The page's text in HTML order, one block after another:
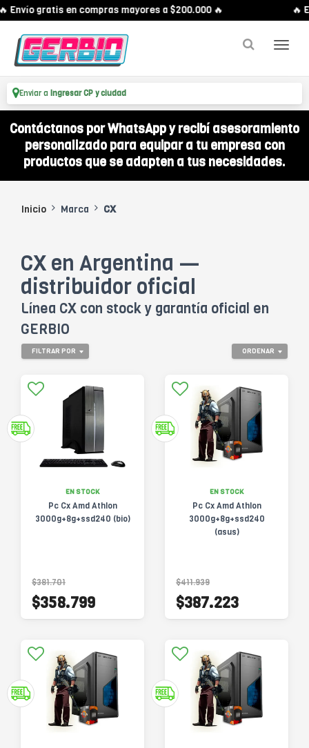
Envío gratis en compras mayores a $200.000 🔥 🔥
Enviar a Ingresar CP y ciudad
Contáctanos por WhatsApp y recibí asesoramiento
personalizado para equipar a tu empresa con
productos que se adapten a tus necesidades.
Inicio Marca CX
CX en Argentina —
distribuidor oficial
Línea CX con stock y garantía oficial en
GERBIO
ORDENAR
FILTRAR POR
EN STOCK
Pc Cx Amd Athlon
3000g+8g+ssd240 (bio)
$381.701
$358.799
EN STOCK
Pc Cx Amd Athlon
3000g+8g+ssd240
(asus)
$411.939
$387.223